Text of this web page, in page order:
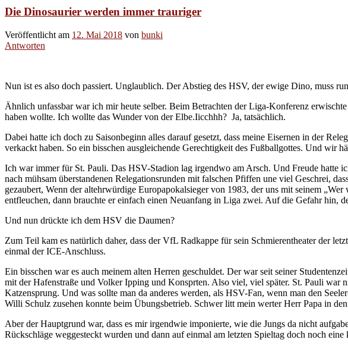
Die Dinosaurier werden immer trauriger
Veröffentlicht am 12. Mai 2018 von bunki
Antworten
Nun ist es also doch passiert. Unglaublich. Der Abstieg des HSV, der ewige Dino, muss
Ähnlich unfassbar war ich mir heute selber. Beim Betrachten der Liga-Konferenz
haben wollte. Ich wollte das Wunder von der Elbe.Iicchhh? Ja, tatsächlich.
Dabei hatte ich doch zu Saisonbeginn alles darauf gesetzt, dass meine Eisernen in der
verkackt haben. So ein bisschen ausgleichende Gerechtigkeit des Fußballgottes. Und wir
Ich war immer für St. Pauli. Das HSV-Stadion lag irgendwo am Arsch. Und Freude hatte
nach mühsam überstandenen Relegationsrunden mit falschen Pfiffen une viel Geschrei,
gezaubert, Wenn der altehrwürdige Europapokalsieger von 1983, der uns mit seinem
entfleuchen, dann brauchte er einfach einen Neuanfang in Liga zwei. Auf die Gefahr hin,
Und nun drückte ich dem HSV die Daumen?
Zum Teil kam es natürlich daher, dass der VfL Radkappe für sein Schmierentheater der
einmal der ICE-Anschluss.
Ein bisschen war es auch meinem alten Herren geschuldet. Der war seit seiner
mit der Hafenstraße und Volker Ipping und Konsprten. Also viel, viel später. St. Pauli war
Katzensprung. Und was sollte man da anderes werden, als HSV-Fan, wenn man den
Willi Schulz zusehen konnte beim Übungsbetrieb. Schwer litt mein werter Herr Papa in
Aber der Hauptgrund war, dass es mir irgendwie imponierte, wie die Jungs da nicht
Rückschläge weggesteckt wurden und dann auf einmal am letzten Spieltag doch noch